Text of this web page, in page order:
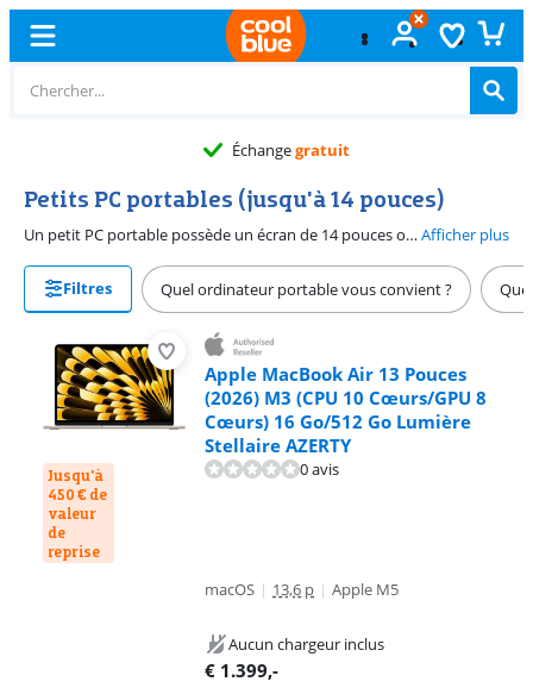
Échangegratuit
Petits PC portables (jusqu'à 14 pouces)
Un petit PC portable possède un écran de 14 pouces ou moins. Ces PC portables sont pratiques si vous êtes souvent en déplacement. Grâce à leur faible poids et à leur taille compacte, ils sont faciles à transporter. Glissez facilement votre petit ordinateur portable dans votre sac et utilisez-le en déplacement, dans le train, à l'école ou au travail. Nous proposons des ordinateurs portables de 12, 13 et 14 pouces. Plus l'écran est grand, plus vous voyez de détails.Afficher plus
Filtres Quel ordinateur portable vous convient ?
Jusqu'à
450 € de
valeur
de
reprise
Apple MacBook Air 13 Pouces
(2026) M3 (CPU 10 Cœurs/GPU 8
Cœurs) 16 Go/512 Go Lumière
Stellaire AZERTY
0 avis
macOS | 13,6 p | Apple M5
Aucun chargeur inclus
€ 1.399,-